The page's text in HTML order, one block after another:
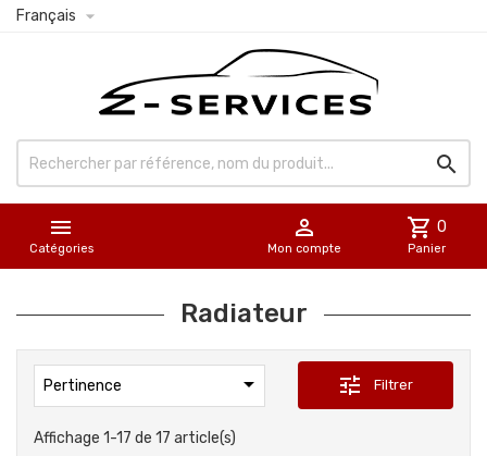
Français 


Catégories

Mon compte
shopping_cart 0
Panier
Radiateur
Pertinence  tune Filtrer
Affichage 1-17 de 17 article(s)